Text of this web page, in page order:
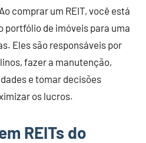
Ao comprar um REIT, você está
portfólio de imóveis para uma
Eles são responsáveis por
fazer a manutenção,
e tomar decisões
os lucros.
REITs do